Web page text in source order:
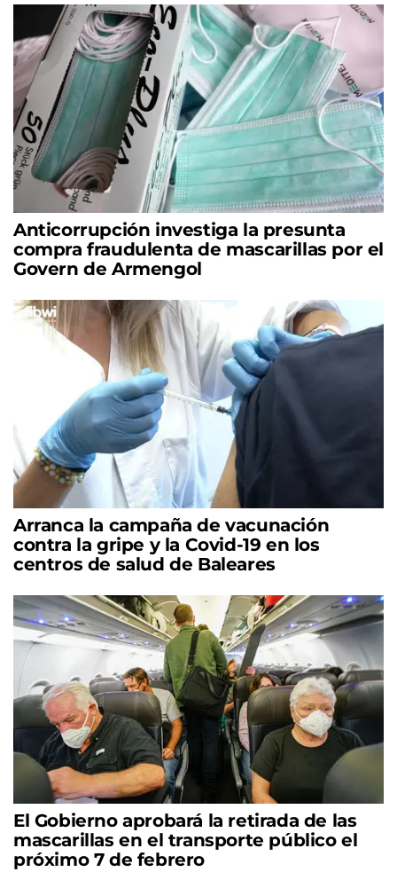
Anticorrupción investiga la presunta
compra fraudulenta de mascarillas por el
Govern de Armengol
Arranca la campaña de vacunación
contra la gripe y la Covid-19 en los
centros de salud de Baleares
El Gobierno aprobará la retirada de las
mascarillas en el transporte público el
próximo 7 de febrero